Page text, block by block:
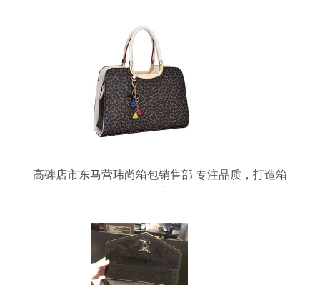
高碑店市东马营玮尚箱包销售部 专注品质，打造箱